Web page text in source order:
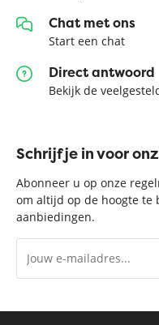
Chat met ons
Start een chat
Direct antwoord
Bekijk de
Schrijf je in voor
Abonneer u op onze
om altijd op de hoogte te
aanbiedingen.